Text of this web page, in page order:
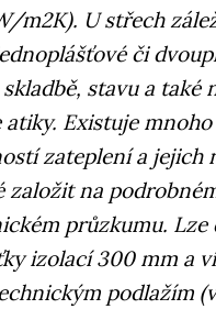
m2K). U střech
či
stavu a také
atiky. Existuje
zateplení a jejich
založit na
průzkumu.
izolací 300 mm a
podlažím